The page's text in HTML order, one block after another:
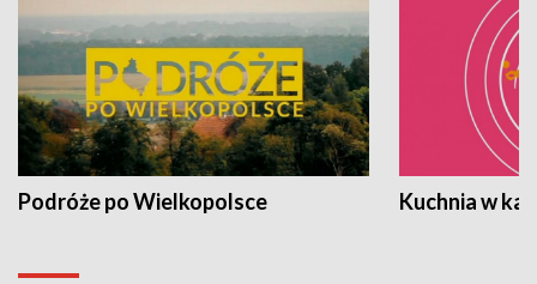
Podróże po Wielkopolsce Kuchnia w